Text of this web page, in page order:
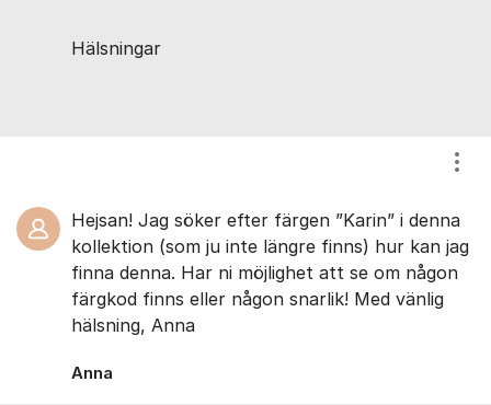
Hälsningar
Hejsan! Jag söker efter färgen ”Karin” i denna
kollektion (som ju inte längre finns) hur kan jag
finna denna. Har ni möjlighet att se om någon
färgkod finns eller någon snarlik! Med vänlig
hälsning, Anna
Anna